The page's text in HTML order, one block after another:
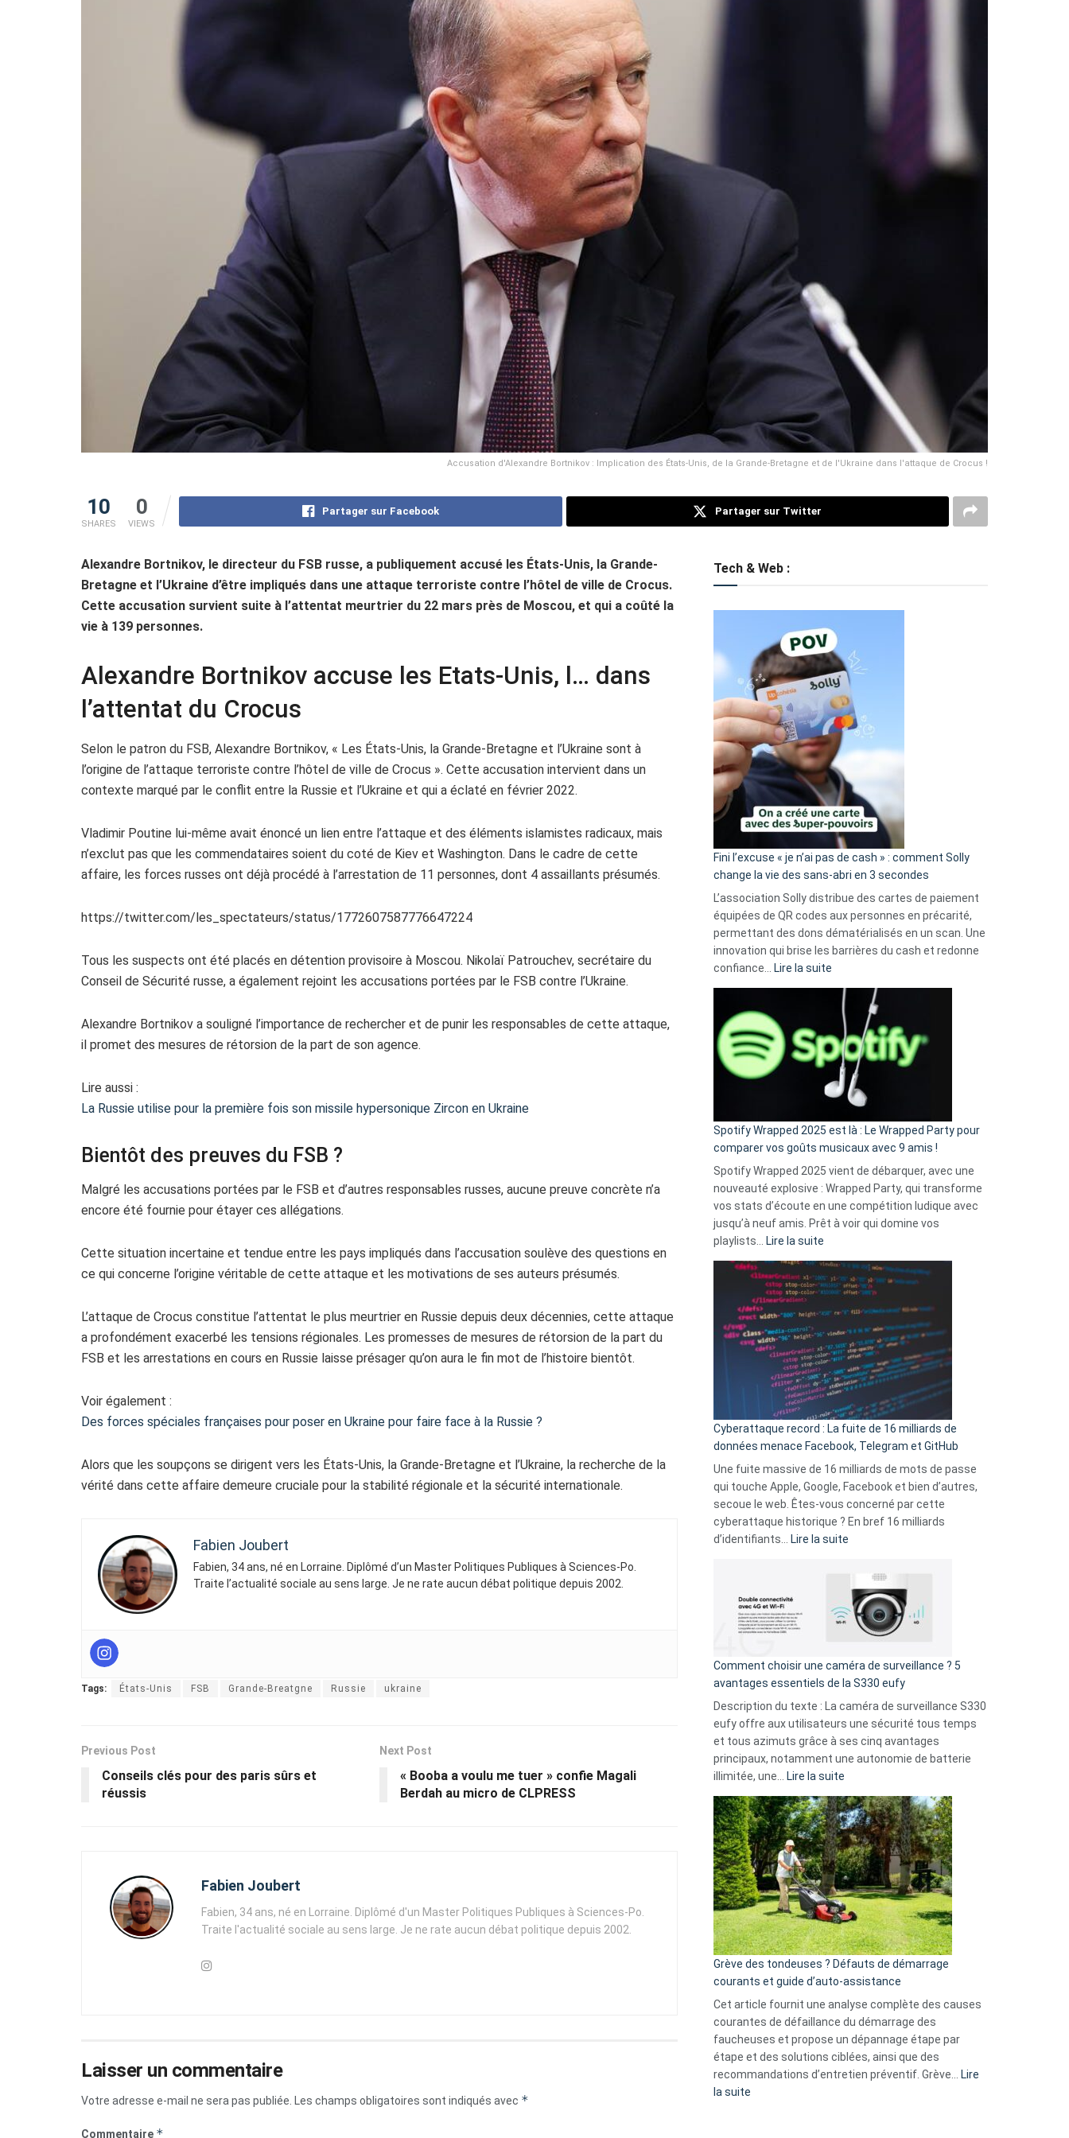
Accusation d'Alexandre Bortnikov : Implication des États-Unis, de la Grande-Bretagne et de l'Ukraine dans l'attaque de Crocus !
10
SHARES
0
VIEWS
Partager sur Facebook Partager sur Twitter
Alexandre Bortnikov, le directeur du FSB russe, a publiquement accusé les États-Unis, la Grande-
Bretagne et l’Ukraine d’être impliqués dans une attaque terroriste contre l’hôtel de ville de Crocus.
Cette accusation survient suite à l’attentat meurtrier du 22 mars près de Moscou, et qui a coûté la
vie à 139 personnes.
Alexandre Bortnikov accuse les Etats-Unis, l… dans
l’attentat du Crocus
Selon le patron du FSB, Alexandre Bortnikov, « Les États-Unis, la Grande-Bretagne et l’Ukraine sont à
l’origine de l’attaque terroriste contre l’hôtel de ville de Crocus ». Cette accusation intervient dans un
contexte marqué par le conflit entre la Russie et l’Ukraine et qui a éclaté en février 2022.
Vladimir Poutine lui-même avait énoncé un lien entre l’attaque et des éléments islamistes radicaux, mais
n’exclut pas que les commendataires soient du coté de Kiev et Washington. Dans le cadre de cette
affaire, les forces russes ont déjà procédé à l’arrestation de 11 personnes, dont 4 assaillants présumés.
https://twitter.com/les_spectateurs/status/1772607587776647224
Tous les suspects ont été placés en détention provisoire à Moscou. Nikolaï Patrouchev, secrétaire du
Conseil de Sécurité russe, a également rejoint les accusations portées par le FSB contre l’Ukraine.
Alexandre Bortnikov a souligné l’importance de rechercher et de punir les responsables de cette attaque,
il promet des mesures de rétorsion de la part de son agence.
Lire aussi :
La Russie utilise pour la première fois son missile hypersonique Zircon en Ukraine
Bientôt des preuves du FSB ?
Malgré les accusations portées par le FSB et d’autres responsables russes, aucune preuve concrète n’a
encore été fournie pour étayer ces allégations.
Cette situation incertaine et tendue entre les pays impliqués dans l’accusation soulève des questions en
ce qui concerne l’origine véritable de cette attaque et les motivations de ses auteurs présumés.
L’attaque de Crocus constitue l’attentat le plus meurtrier en Russie depuis deux décennies, cette attaque
a profondément exacerbé les tensions régionales. Les promesses de mesures de rétorsion de la part du
FSB et les arrestations en cours en Russie laisse présager qu’on aura le fin mot de l’histoire bientôt.
Voir également :
Des forces spéciales françaises pour poser en Ukraine pour faire face à la Russie ?
Alors que les soupçons se dirigent vers les États-Unis, la Grande-Bretagne et l’Ukraine, la recherche de la
vérité dans cette affaire demeure cruciale pour la stabilité régionale et la sécurité internationale.
Fabien Joubert
Fabien, 34 ans, né en Lorraine. Diplômé d’un Master Politiques Publiques à Sciences-Po.
Traite l’actualité sociale au sens large. Je ne rate aucun débat politique depuis 2002.
Tags: États-Unis FSB Grande-Breatgne Russie ukraine
Previous Post
Conseils clés pour des paris sûrs et
réussis
Next Post
« Booba a voulu me tuer » confie Magali
Berdah au micro de CLPRESS
Fabien Joubert
Fabien, 34 ans, né en Lorraine. Diplômé d'un Master Politiques Publiques à Sciences-Po.
Traite l'actualité sociale au sens large. Je ne rate aucun débat politique depuis 2002.
Laisser un commentaire
Votre adresse e-mail ne sera pas publiée. Les champs obligatoires sont indiqués avec *
Commentaire *
Tech & Web :
Fini l’excuse « je n’ai pas de cash » : comment Solly
change la vie des sans-abri en 3 secondes
L’association Solly distribue des cartes de paiement
équipées de QR codes aux personnes en précarité,
permettant des dons dématérialisés en un scan. Une
innovation qui brise les barrières du cash et redonne
confiance… Lire la suite
Fini
l’excuse
je
n’ai
pas
de
cash
»
Solly
change
la
vie
sans-
abri
en
3
secondes
Spotify Wrapped 2025 est là : Le Wrapped Party pour
comparer vos goûts musicaux avec 9 amis !
Spotify Wrapped 2025 vient de débarquer, avec une
nouveauté explosive : Wrapped Party, qui transforme
vos stats d’écoute en une compétition ludique avec
jusqu’à neuf amis. Prêt à voir qui domine vos
playlists… Lire la suite
Spotify
Wrapped
2025
est
:
Le
Wrapped
Party
pour
comparer
vos
goûts
musicaux
avec
9
amis
Cyberattaque record : La fuite de 16 milliards de
données menace Facebook, Telegram et GitHub
Une fuite massive de 16 milliards de mots de passe
qui touche Apple, Google, Facebook et bien d’autres,
secoue le web. Êtes-vous concerné par cette
cyberattaque historique ? En bref 16 milliards
d’identifiants… Lire la suite
record
La
fuite
16
milliards
données
menace
Facebook,
Telegram
GitHub
Comment choisir une caméra de surveillance ? 5
avantages essentiels de la S330 eufy
Description du texte : La caméra de surveillance S330
eufy offre aux utilisateurs une sécurité tous temps
et tous azimuts grâce à ses cinq avantages
principaux, notamment une autonomie de batterie
illimitée, une… Lire la suite
Comment
choisir
une
caméra
de
surveillance
?
5
avantages
essentiels
de
la
S330
eufy
Grève des tondeuses ? Défauts de démarrage
courants et guide d’auto-assistance
Cet article fournit une analyse complète des causes
courantes de défaillance du démarrage des
faucheuses et propose un dépannage étape par
étape et des solutions ciblées, ainsi que des
recommandations d’entretien préventif. Grève… Lire
la suite